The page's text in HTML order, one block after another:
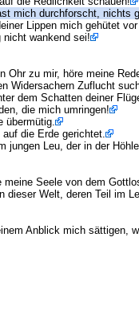
mich durchforscht,
Lippen mich gehütet
wankend sei!
Ohr zu mir, höre meine
Widersachern Zuflucht
dem Schatten deiner
die mich umringen!
übermütig.
die Erde gerichtet.
jungen Leu, der in der
Seele von dem
dieser Welt, deren Teil im
Anblick mich sättigen,